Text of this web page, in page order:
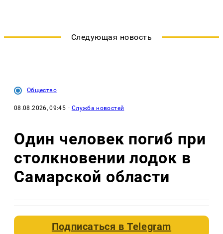
Следующая новость
Общество
08.08.2026, 09:45 · Служба новостей
Один человек погиб при
столкновении лодок в
Самарской области
Подписаться вTelegram